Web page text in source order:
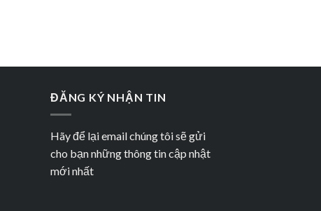
ĐĂNG KÝ NHẬN TIN
Hãy để lại email chúng tôi sẽ gửi
cho bạn những thông tin cập nhật
mới nhất